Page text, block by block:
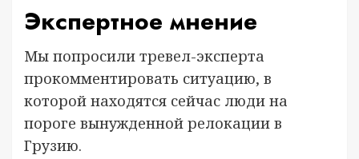
Экспертное мнение
Мы попросили тревел-эксперта
прокомментировать ситуацию, в
которой находятся сейчас люди на
пороге вынужденной релокации в
Грузию.